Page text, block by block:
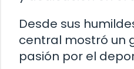
Desde sus
central mostró un
pasión por el